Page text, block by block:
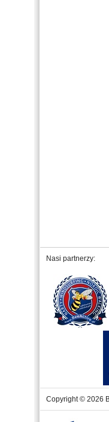
Nasi partnerzy:
Copyright © 2026